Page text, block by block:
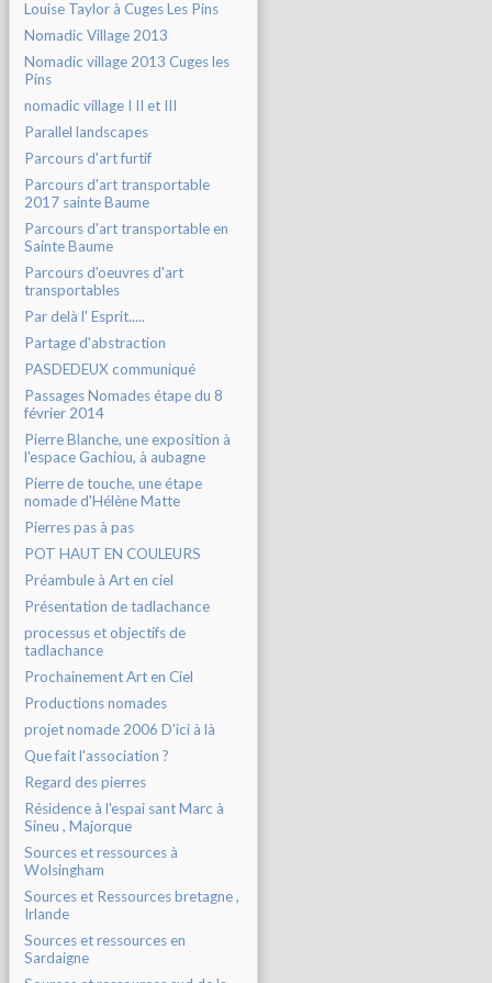
Louise Taylor à Cuges Les Pins
Nomadic Village 2013
Nomadic village 2013 Cuges les
Pins
nomadic village I II et III
Parallel landscapes
Parcours d'art furtif
Parcours d'art transportable
2017 sainte Baume
Parcours d'art transportable en
Sainte Baume
Parcours d'oeuvres d'art
transportables
Par delà l' Esprit.....
Partage d'abstraction
PASDEDEUX communiqué
Passages Nomades étape du 8
février 2014
Pierre Blanche, une exposition à
l'espace Gachiou, à aubagne
Pierre de touche, une étape
nomade d'Hélène Matte
Pierres pas à pas
POT HAUT EN COULEURS
Préambule à Art en ciel
Présentation de tadlachance
processus et objectifs de
tadlachance
Prochainement Art en Ciel
Productions nomades
projet nomade 2006 D'ici à là
Que fait l'association ?
Regard des pierres
Résidence à l'espai sant Marc à
Sineu , Majorque
Sources et ressources à
Wolsingham
Sources et Ressources bretagne ,
Irlande
Sources et ressources en
Sardaigne